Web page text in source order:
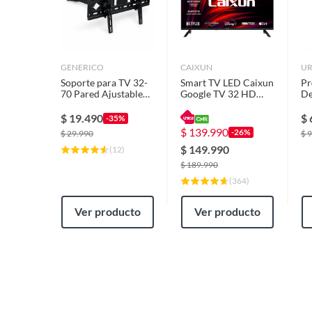
Este kit te ofrece una resolución HD para una
configuración y te permite comenzar a disfrutar de la
recargas desde $5.000, puedes elegir el plan que mejor se
GENERICO
Soporte para TV 32-
70 Pared Ajustable
Resistente
$ 19.490 -35%
$29.990
( 12)
Ver producto
CAIXUN
Smart TV LED Caixun
Google TV 32 HD
$ 139.990 -26%
$ 149.990
$189.990
(364)
Ver producto
$
$